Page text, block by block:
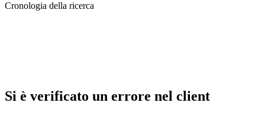
Cronologia della ricerca
Si è verificato un errore nel client